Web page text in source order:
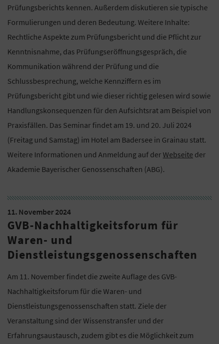
Prüfungsberichts kennen. Außerdem diskutieren sie typische
Formulierungen und deren Bedeutung. Weitere Inhalte:
Rechtliche Aspekte zum Prüfungsbericht und die Pflicht zur
Kenntnisnahme, das Prüfungseröffnungsgespräch, die
Kommunikation während der Prüfung und die
Schlussbesprechung, welche Kennziffern es im
Prüfungsbericht gibt und wie dieser richtig gelesen wird sowie
Handlungskonsequenzen für den Aufsichtsrat am Beispiel von
Praxisfällen. Das Seminar findet am 19. und 20. Juli 2024
(Freitag und Samstag) im Hotel am Badersee in Grainau statt.
Weitere Informationen und Anmeldung auf derWebseite der
Akademie Bayerischer Genossenschaften (ABG).
11. November 2024
GVB-Nachhaltigkeitsforum für
Waren- und
Dienstleistungsgenossenschaften
Am 11. November findet die zweite Auflage des GVB-
Nachhaltigkeitsforum für die Waren- und
Dienstleistungsgenossenschaften statt. Ziele der
Veranstaltung sind der Wissenstransfer und der
Erfahrungsaustausch, zudem gibt es die Möglichkeit zum